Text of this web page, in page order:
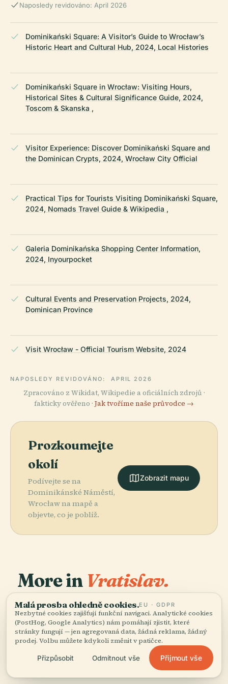
Naposledy revidováno: April 2026
Dominikański Square: A Visitor’s Guide to Wrocław’s
Historic Heart and Cultural Hub, 2024, Local Histories
Dominikański Square in Wrocław: Visiting Hours,
Historical Sites & Cultural Significance Guide, 2024,
Toscom & Skanska ,
Visitor Experience: Discover Dominikański Square and
the Dominican Crypts, 2024, Wrocław City Official
Practical Tips for Tourists Visiting Dominikański Square,
2024, Nomads Travel Guide & Wikipedia ,
Galeria Dominikańska Shopping Center Information,
2024, Inyourpocket
Cultural Events and Preservation Projects, 2024,
Dominican Province
Visit Wrocław - Official Tourism Website, 2024
NAPOSLEDY REVIDOVÁNO: APRIL 2026
Zpracováno z Wikidat, Wikipedie a oficiálních zdrojů ·
fakticky ověřeno · Jak tvoříme naše průvodce →
Prozkoumejte
okolí
Podívejte se na
Dominikánské Náměstí,
Wrocław na mapě a
objevte, co je poblíž.
Zobrazit mapu
More in Vratislav.
191 míst k objevení — pár, která stojí za to spojit
dohromady.
PLACE
Vratislav
Národní
Muzeum Ve
Vratislavi
PLACE
Wrocławská
Multimediální
Fontána
PLACE
Katedrála
Svatého Jana
Křtitele
Malá prosba ohledně cookies.EU · GDPR
Nezbytné cookies zajišťují funkční navigaci. Analytické cookies
(PostHog, Google Analytics) nám pomáhají zjistit, které
stránky fungují — jen agregovaná data, žádná reklama, žádný
prodej. Volbu můžete kdykoli změnit v patičce.
Přizpůsobit Odmítnout vše Přijmout vše